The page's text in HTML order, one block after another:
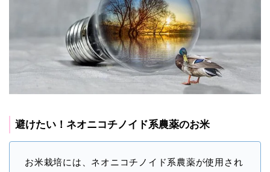
避けたい！ネオニコチノイド系農薬のお米
お米栽培には、ネオニコチノイド系農薬が使用され